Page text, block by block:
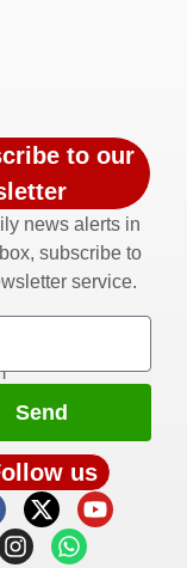
to our
news alerts in
subscribe to
service.
Send
us